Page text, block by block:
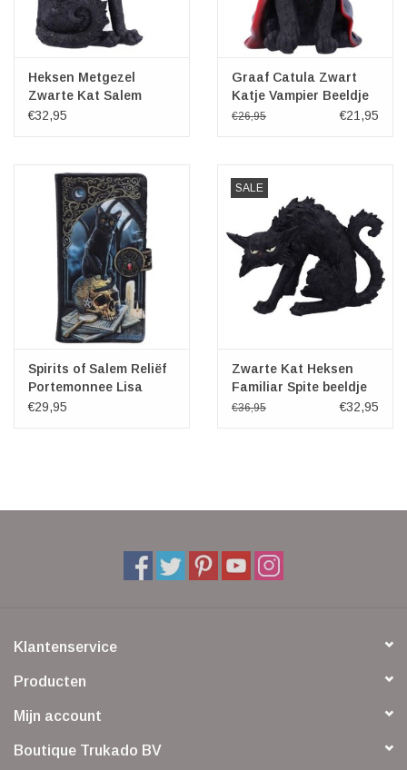
Heksen Metgezel
Zwarte Kat Salem
19,6cm
€32,95
Graaf Catula Zwart
Katje Vampier Beeldje
€26,95 €21,95
Spirits of Salem Reliëf
Portemonnee Lisa
Parker
€29,95
SALE
Zwarte Kat Heksen
Familiar Spite beeldje
(klein)
€36,95 €32,95
Klantenservice
Producten
Mijn account
Boutique Trukado BV